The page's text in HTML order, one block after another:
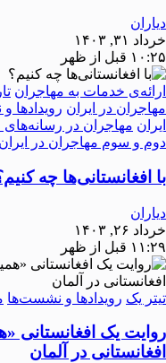
دیاران
خرداد ۳۱, ۱۴۰۳
۱۰:۲۵ قبل از ظهر
ارائه‌ی خدمات به مهاجران
مهاجران در ایران رویدادها
ایران مهاجران در رسانه‌های
دوم و سوم مهاجران در ایران
با افغانستانی‌ها چه
دیاران
خرداد ۲۶, ۱۴۰۳
۱۱:۲۹ قبل از ظهر
تیتر یک رویدادها و نشست‌ها
روایت یک افغانستانی
افغانستانی در آلمان